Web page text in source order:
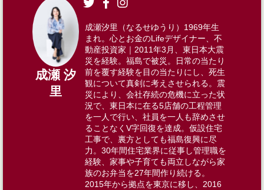
成瀬 汐
里
成瀬汐里（なるせゆうり）1969年生
まれ。心とお金のLifeデザイナー、不
動産投資家｜2011年3月、東日本大震
災を経験。福島で被災。日常の当たり
前を覆す経験を目の当たりにし、死生
観について真剣に考えさせられる。震
災により、会社存続の危機に立った状
況で、東日本に在る5店舗の工程管理
を一人で行い、社員を一人も辞めさせ
ることなくV字回復を達成。仮設住宅
工事で、裏方としても福島復興に尽
力。30年間住宅業界に従事し管理職を
経験、家事や子育ても両立しながら家
族のお弁当を27年間作り続ける。​
2015年から拠点を東京に移し、2016